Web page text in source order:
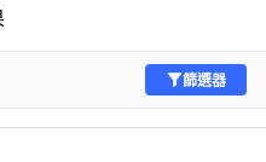
篩選器